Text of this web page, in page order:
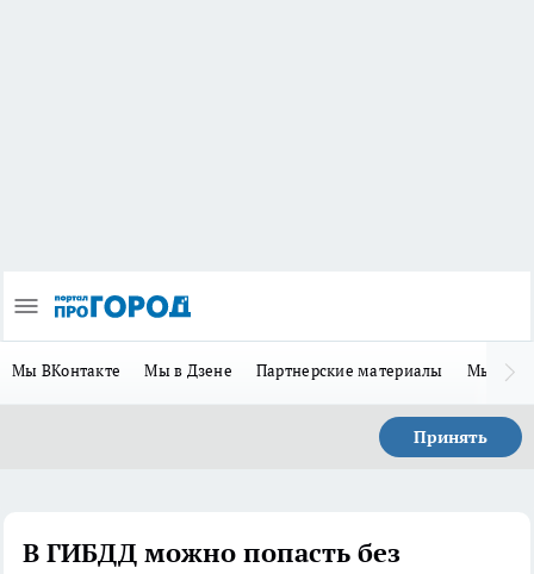
Мы ВКонтакте Мы в Дзене Партнерские материалы Мы в
Принять
В ГИБДД можно попасть без